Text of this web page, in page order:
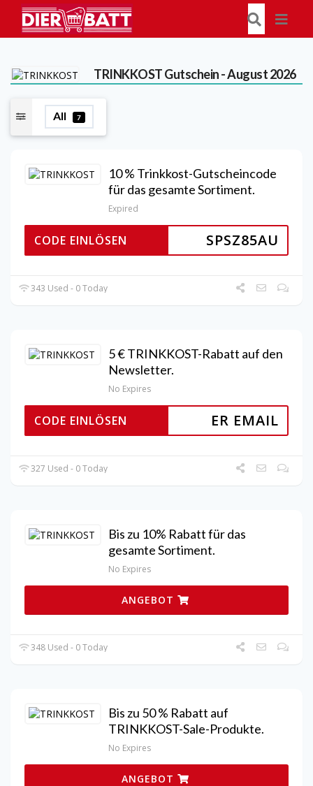
TRINKKOSTGutschein - August 2026
All 7
10 % Trinkkost-Gutscheincode
für das gesamte Sortiment.
Expired
SPSZ85AU
CODE EINLÖSEN
343 Used - 0 Today
5 € TRINKKOST-Rabatt auf den
Newsletter.
No Expires
ER EMAIL
CODE EINLÖSEN
327 Used - 0 Today
Bis zu 10% Rabatt für das
gesamte Sortiment.
No Expires
ANGEBOT
348 Used - 0 Today
Bis zu 50 % Rabatt auf
TRINKKOST-Sale-Produkte.
No Expires
ANGEBOT